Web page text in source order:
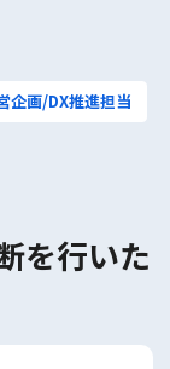
針
企画/DX推進担当
を⾏いた